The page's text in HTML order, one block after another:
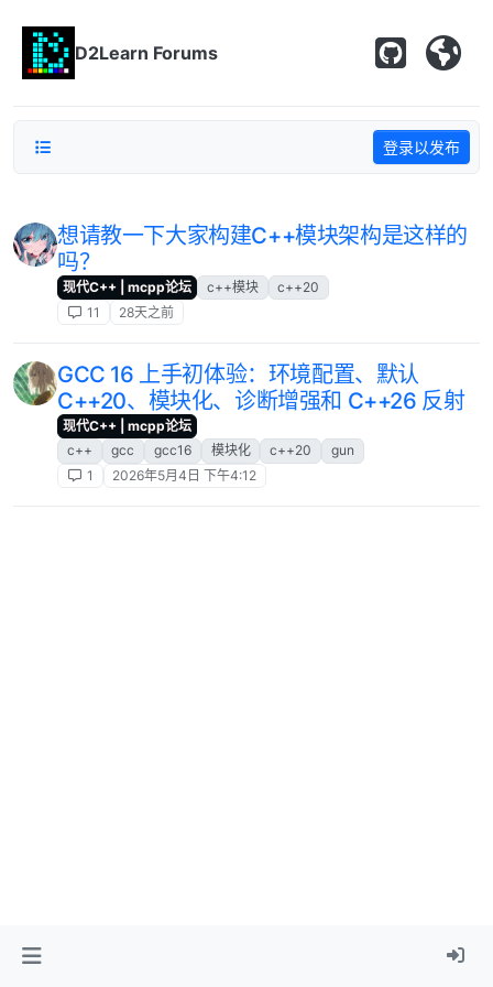
D2Learn Forums
登录以发布
想请教一下大家构建C++模块架构是这样的
吗？
现代C++ | mcpp论坛 c++模块
c++20
11
28天之前
GCC 16 上手初体验：环境配置、默认
C++20、模块化、诊断增强和 C++26 反射
现代C++ | mcpp论坛
c++
gcc gcc16 模块化 c++20
gun
1
2026年5月4日 下午4:12